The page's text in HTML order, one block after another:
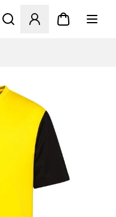
Åbner en Modal til at